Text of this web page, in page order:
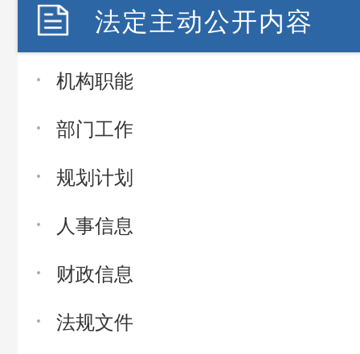
法定主动公开内容
机构职能
部门工作
规划计划
人事信息
财政信息
法规文件